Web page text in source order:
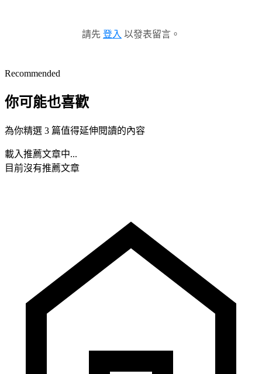
請先 登入 以發表留言。
Recommended
你可能也喜歡
為你精選 3 篇值得延伸閱讀的內容
載入推薦文章中...
目前沒有推薦文章